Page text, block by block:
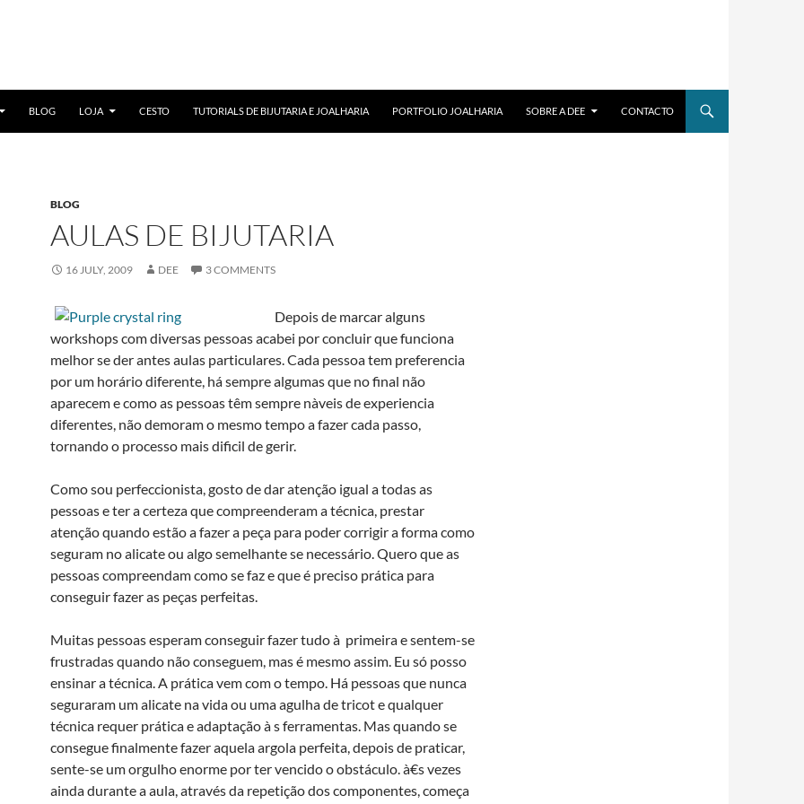
BLOG LOJA CESTO TUTORIALS DE BIJUTARIA E JOALHARIA PORTFOLIO JOALHARIA SOBRE A DEE CONTACTO
BLOG
AULAS DE BIJUTARIA
16 JULY, 2009 DEE 3 COMMENTS
Depois de marcar alguns
workshops com diversas pessoas acabei por concluir que funciona
melhor se der antes aulas particulares. Cada pessoa tem preferencia
por um horário diferente, há sempre algumas que no final não
aparecem e como as pessoas têm sempre nà­veis de experiencia
diferentes, não demoram o mesmo tempo a fazer cada passo,
tornando o processo mais dificil de gerir.
Como sou perfeccionista, gosto de dar atenção igual a todas as
pessoas e ter a certeza que compreenderam a técnica, prestar
atenção quando estão a fazer a peça para poder corrigir a forma como
seguram no alicate ou algo semelhante se necessário. Quero que as
pessoas compreendam como se faz e que é preciso prática para
conseguir fazer as peças perfeitas.
Muitas pessoas esperam conseguir fazer tudo à primeira e sentem-se
frustradas quando não conseguem, mas é mesmo assim. Eu só posso
ensinar a técnica. A prática vem com o tempo. Há pessoas que nunca
seguraram um alicate na vida ou uma agulha de tricot e qualquer
técnica requer prática e adaptação à s ferramentas. Mas quando se
consegue finalmente fazer aquela argola perfeita, depois de praticar,
sente-se um orgulho enorme por ter vencido o obstáculo. à€s vezes
ainda durante a aula, através da repetição dos componentes, começa